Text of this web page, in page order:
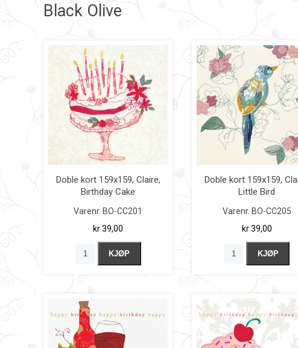
Black Olive
Doble kort 159x159, Claire,
Birthday Cake
Varenr. BO-CC201
kr 39,00
KJØP
Doble kort 159x159,
Little Bird
Varenr. BO-CC205
kr 39,00
KJØP